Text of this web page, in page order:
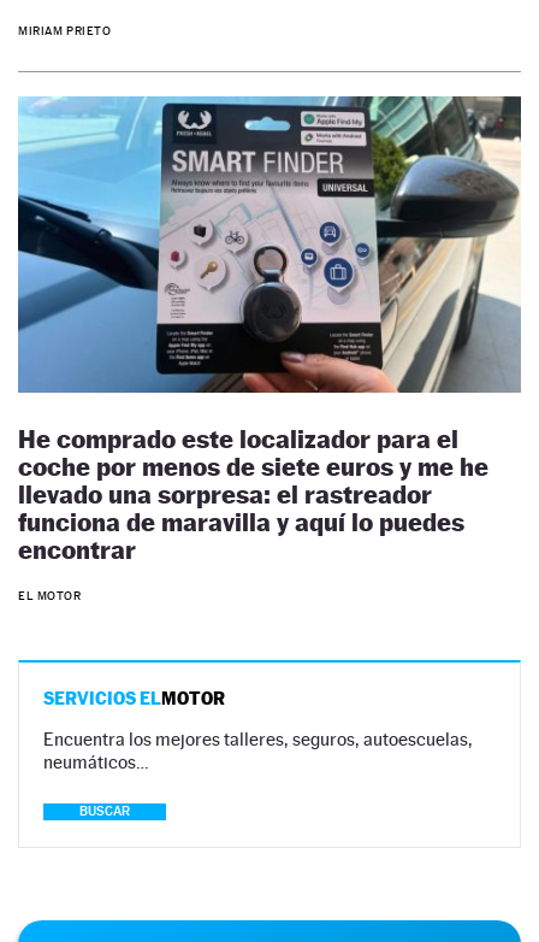
MIRIAM PRIETO
He comprado este localizador para el
coche por menos de siete euros y me he
llevado una sorpresa: el rastreador
funciona de maravilla y aquí lo puedes
encontrar
EL MOTOR
SERVICIOS ELMOTOR
Encuentra los mejores talleres, seguros, autoescuelas,
neumáticos…
BUSCAR